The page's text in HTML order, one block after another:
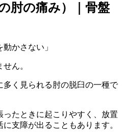
肘の痛み）｜骨盤
かさない」
ん。
多く見られる肘の脱臼の一種で
たときに起こりやすく、放置
に支障が出ることもあります。